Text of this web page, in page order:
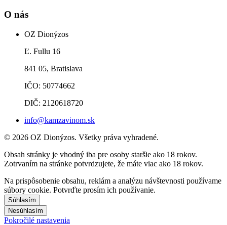
O nás
OZ Dionýzos
Ľ. Fullu 16
841 05, Bratislava
IČO: 50774662
DIČ: 2120618720
info@kamzavinom.sk
© 2026 OZ Dionýzos. Všetky práva vyhradené.
Obsah stránky je vhodný iba pre osoby staršie ako 18 rokov.
Zotrvaním na stránke potvrdzujete, že máte viac ako 18 rokov.
Na prispôsobenie obsahu, reklám a analýzu návštevnosti používame
súbory cookie. Potvrďte prosím ich používanie.
Súhlasím
Nesúhlasím
Pokročilé nastavenia